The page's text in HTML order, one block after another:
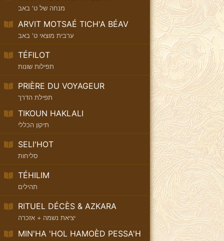
מנחה של ט' באב
ARVIT MOTSAÉ TICH'A BÉAV
ערבית מוצאי ט' באב
TÉFILOT
תפילות שונות
PRIÈRE DU VOYAGEUR
תפילת הדרך
TIKOUN HAKLALI
תיקון הכללי
SELI'HOT
סליחות
TÉHILIM
תהילים
RITUEL DÉCÈS & AZKARA
יציאת נשמה + אזכרה
MIN'HA 'HOL HAMOÈD PESSA'H